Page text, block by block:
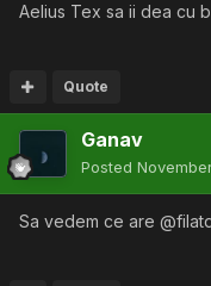
Aelius Tex sa ii dea cu
Quote
Ganav
Posted
Sa vedem ce are